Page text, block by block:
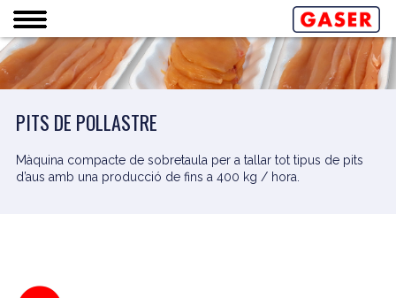
PITS DE POLLASTRE
Màquina compacte de sobretaula per a tallar tot tipus de pits
d’aus amb una producció de fins a 400 kg / hora.